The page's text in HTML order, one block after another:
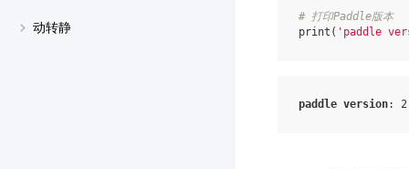
动转静
# 打印Paddle版本
print ( 'paddle
paddle version: 2